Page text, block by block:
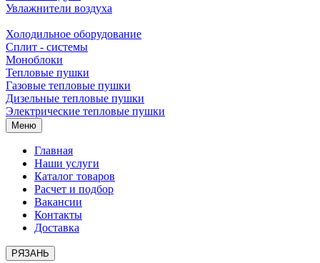
Увлажнители воздуха
Холодильное оборудование
Сплит - системы
Моноблоки
Тепловые пушки
Газовые тепловые пушки
Дизельные тепловые пушки
Электрические тепловые пушки
Меню
Главная
Наши услуги
Каталог товаров
Расчет и подбор
Вакансии
Контакты
Доставка
РЯЗАНЬ